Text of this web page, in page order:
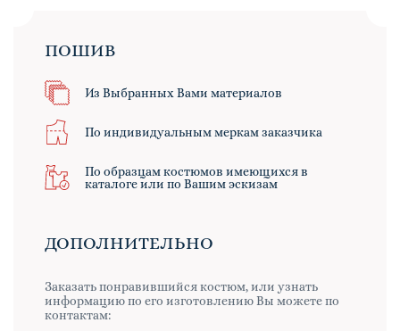
ПОШИВ
Из Выбранных Вами материалов
По индивидуальным меркам заказчика
По образцам костюмов имеющихся в
каталоге или по Вашим эскизам
ДОПОЛНИТЕЛЬНО
Заказать понравившийся костюм, или узнать
информацию по его изготовлению Вы можете по
контактам: